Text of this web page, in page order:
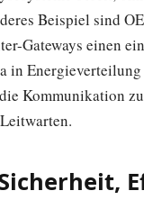
Beispiel sind
Gateways einen
in
Kommunikation